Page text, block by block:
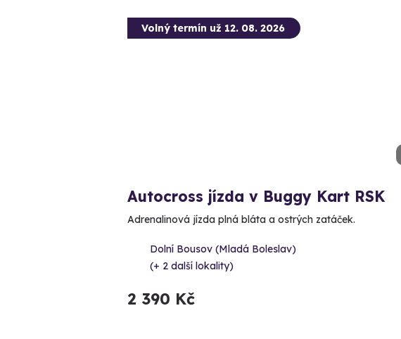
Volný termín už 12. 08. 2026
Autocross jízda v Buggy Kart RSK
Adrenalinová jízda plná bláta a ostrých zatáček.
Dolní Bousov (Mladá Boleslav)
(+ 2 další lokality)
2 390 Kč